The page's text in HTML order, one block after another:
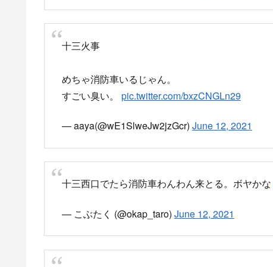
十三火事
めちゃ消防車いるじゃん。
すごい臭い。 pic.twitter.com/bxzCNGLn29
— aaya(@wE1SlweJw2jzGcr) June 12, 2021
十三西口でたら消防車わんわん来とる。ボヤかな
— こぶたく (@okap_taro) June 12, 2021